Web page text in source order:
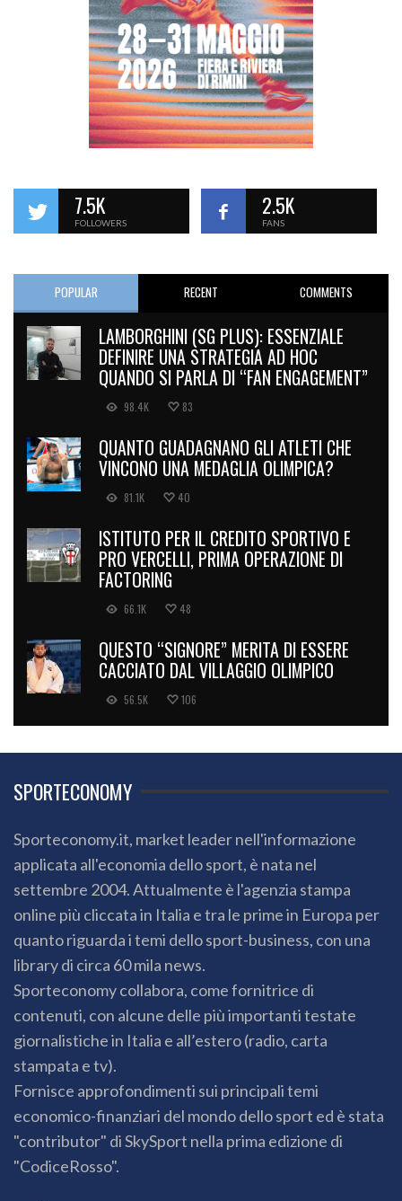
7.5K
FOLLOWERS
2.5K
FANS
POPULAR RECENT COMMENTS
LAMBORGHINI (SG PLUS): ESSENZIALE
DEFINIRE UNA STRATEGIA AD HOC
QUANDO SI PARLA DI “FAN ENGAGEMENT”
98.4K 83
QUANTO GUADAGNANO GLI ATLETI CHE
VINCONO UNA MEDAGLIA OLIMPICA?
81.1K 40
ISTITUTO PER IL CREDITO SPORTIVO E
PRO VERCELLI, PRIMA OPERAZIONE DI
FACTORING
66.1K 48
QUESTO “SIGNORE” MERITA DI ESSERE
CACCIATO DAL VILLAGGIO OLIMPICO
56.5K 106
SPORTECONOMY
Sporteconomy.it, market leader nell'informazione
applicata all'economia dello sport, è nata nel
settembre 2004. Attualmente è l'agenzia stampa
online più cliccata in Italia e tra le prime in Europa per
quanto riguarda i temi dello sport-business, con una
library di circa 60 mila news.
Sporteconomy collabora, come fornitrice di
contenuti, con alcune delle più importanti testate
giornalistiche in Italia e all’estero (radio, carta
stampata e tv).
Fornisce approfondimenti sui principali temi
economico-finanziari del mondo dello sport ed è stata
"contributor" di SkySport nella prima edizione di
"CodiceRosso".